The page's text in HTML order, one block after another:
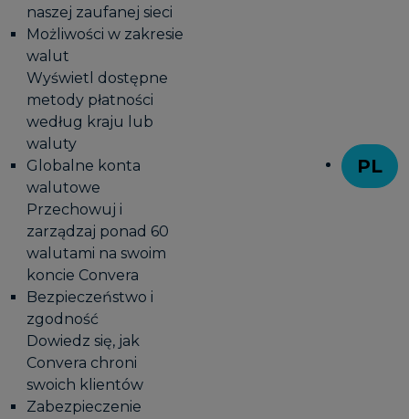
naszej zaufanej sieci
Możliwości w zakresie
walut
Wyświetl dostępne
metody płatności
według kraju lub
waluty
Globalne konta
walutowe
Przechowuj i
zarządzaj ponad 60
walutami na swoim
koncie Convera
Bezpieczeństwo i
zgodność
Dowiedz się, jak
Convera chroni
swoich klientów
Zabezpieczenie
PL